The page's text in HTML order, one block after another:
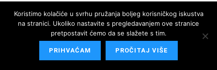
“Je li te više briga kako se zove ovaj Trg? Pa iskreno nisam
baš ni razmišljao”, smije se Luka Ninčević iz Zagreba. Emil
Štajduhar, pak, ima jasan stav: “To je apsurdno, taj dotični je
kriv za tolike smrti”.
Koristimo kolačiće u svrhu pružanja boljeg korisničkog iskustva
na stranici. Ukoliko nastavite s pregledavanjem ove stranice
pretpostavit ćemo da se slažete s tim.
PRIHVAĆAM PROČITAJ VIŠE